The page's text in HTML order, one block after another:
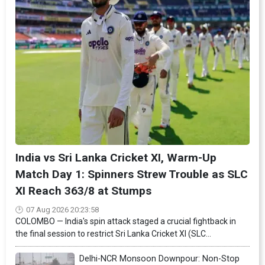
India vs Sri Lanka Cricket XI, Warm-Up
Match Day 1: Spinners Strew Trouble as SLC
XI Reach 363/8 at Stumps
07 Aug 2026 20:23:58
COLOMBO — India's spin attack staged a crucial fightback in
the final session to restrict Sri Lanka Cricket XI (SLC...
Delhi-NCR Monsoon Downpour: Non-Stop